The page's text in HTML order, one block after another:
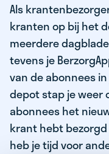
Als
kranten op bij het
meerdere
tevens je
van de abonnees
depot stap je weer
abonnees het
krant hebt
heb je tijd voor